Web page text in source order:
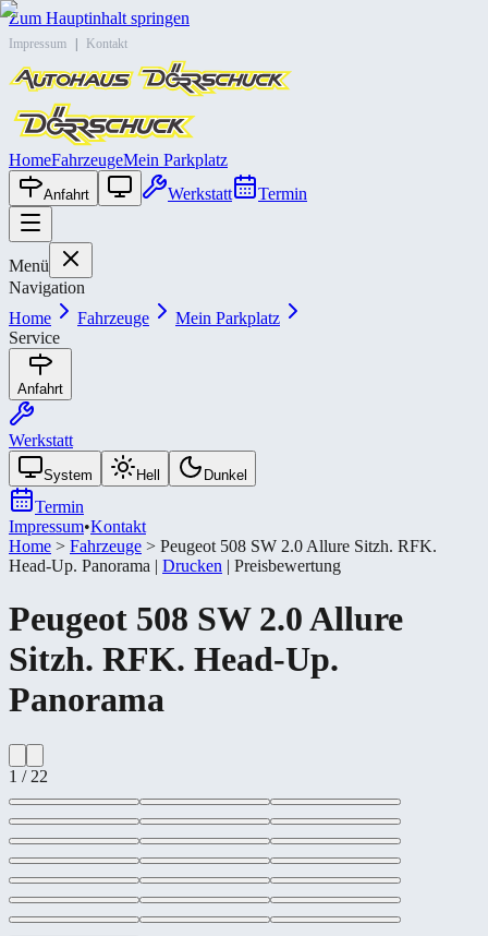
Zum Hauptinhalt springen
Impressum Kontakt
HomeFahrzeugeMein Parkplatz
Anfahrt Werkstatt Termin
Menü
Navigation
Home
Fahrzeuge
Mein Parkplatz
Service
Anfahrt
Werkstatt
System Hell Dunkel
Termin
Impressum•Kontakt
Home > Fahrzeuge > Peugeot 508 SW 2.0 Allure Sitzh. RFK.
Head-​Up. Panorama | Drucken | Preisbewertung
Peugeot 508 SW 2.0 Allure
Sitzh. RFK. Head-​Up.
Panorama
1 / 22